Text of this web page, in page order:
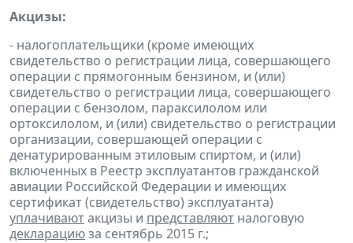
Акцизы:
- налогоплательщики (кроме имеющих
свидетельство о регистрации лица, совершающего
операции с прямогонным бензином, и (или)
свидетельство о регистрации лица, совершающего
операции с бензолом, параксилолом или
ортоксилолом, и (или) свидетельство о регистрации
организации, совершающей операции с
денатурированным этиловым спиртом, и (или)
включенных в Реестр эксплуатантов гражданской
авиации Российской Федерации и имеющих
сертификат (свидетельство) эксплуатанта)
уплачиваютакцизы и представляют налоговую
декларациюза сентябрь 2015 г.;